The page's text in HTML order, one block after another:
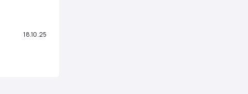
18.10.25